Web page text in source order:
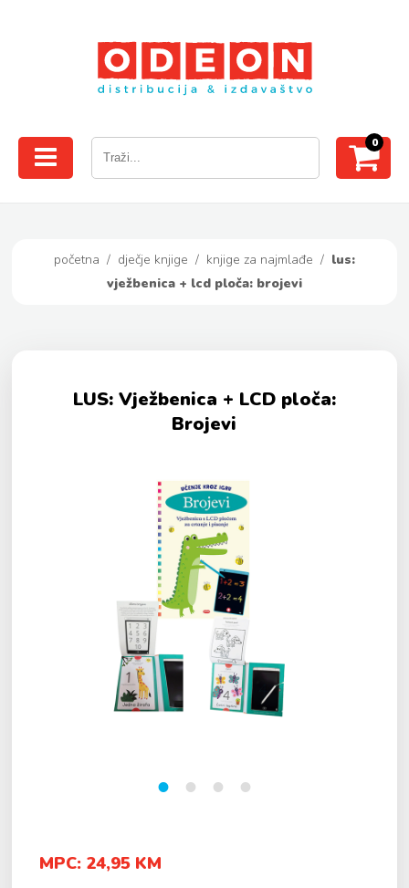
0
početna / dječje knjige / knjige za najmlađe / lus:
vježbenica + lcd ploča: brojevi
LUS: Vježbenica + LCD ploča:
Brojevi
MPC: 24,95 KM